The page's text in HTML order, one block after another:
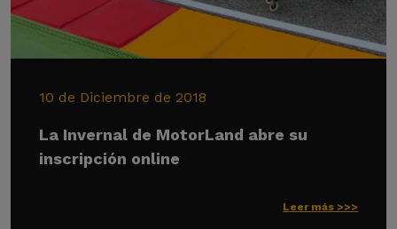
10 de Diciembre de 2018
La Invernal de MotorLand abre su
inscripción online
Leer más >>>